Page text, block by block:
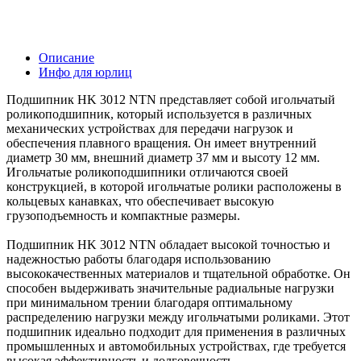
Описание
Инфо для юрлиц
Подшипник HK 3012 NTN представляет собой игольчатый
роликоподшипник, который используется в различных
механических устройствах для передачи нагрузок и
обеспечения плавного вращения. Он имеет внутренний
диаметр 30 мм, внешний диаметр 37 мм и высоту 12 мм.
Игольчатые роликоподшипники отличаются своей
конструкцией, в которой игольчатые ролики расположены в
кольцевых канавках, что обеспечивает высокую
грузоподъемность и компактные размеры.
Подшипник HK 3012 NTN обладает высокой точностью и
надежностью работы благодаря использованию
высококачественных материалов и тщательной обработке. Он
способен выдерживать значительные радиальные нагрузки
при минимальном трении благодаря оптимальному
распределению нагрузки между игольчатыми роликами. Этот
подшипник идеально подходит для применения в различных
промышленных и автомобильных устройствах, где требуется